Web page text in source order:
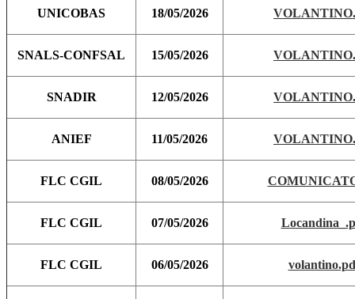
UNICOBAS 18/05/2026
SNALS-CONFSAL 15/05/2026
SNADIR 12/05/2026
ANIEF 11/05/2026
FLC CGIL 08/05/2026
FLC CGIL 07/05/2026
FLC CGIL 06/05/2026